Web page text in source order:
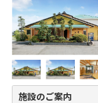
施設のご案内